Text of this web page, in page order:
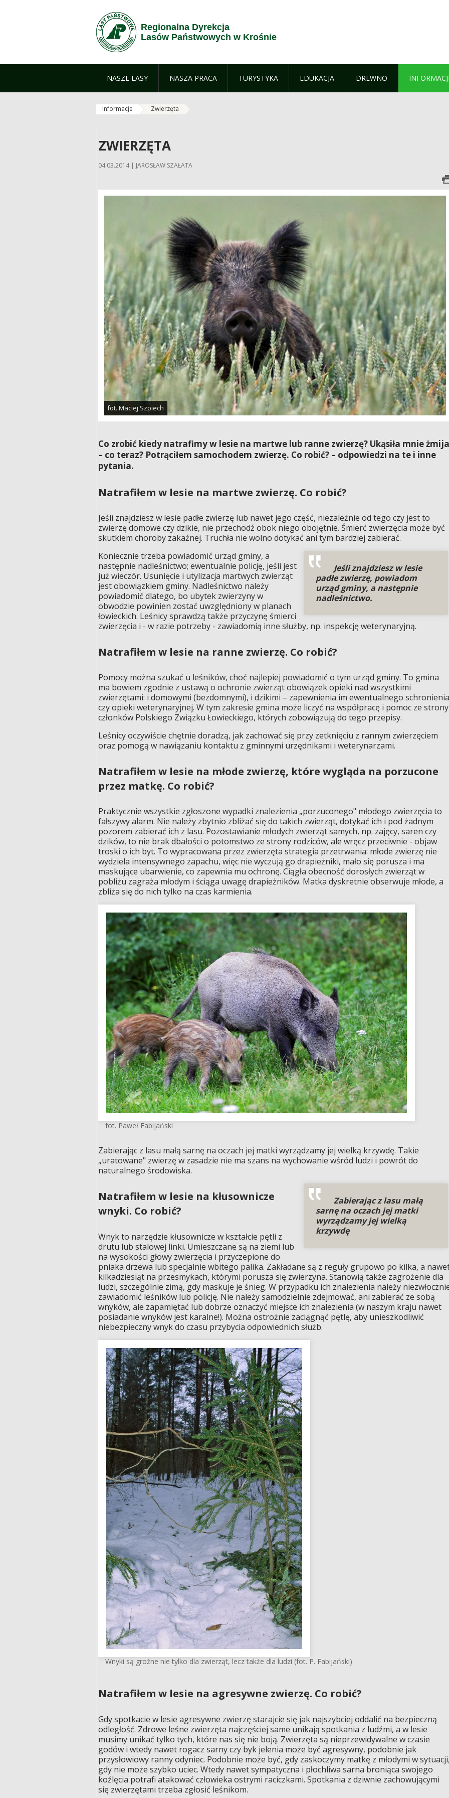
Regionalna Dyrekcja
Lasów Państwowych w Krośnie
NASZE LASY NASZA PRACA TURYSTYKA EDUKACJA DREWNO
Informacje Zwierzęta
ZWIERZĘTA
04.03.2014 | JAROSŁAW SZAŁATA
fot. Maciej Szpiech
Co zrobić kiedy natrafimy w lesie na martwe lub ranne zwierzę? Ukąsiła mnie żmija
– co teraz? Potrąciłem samochodem zwierzę. Co robić? – odpowiedzi na te i inne
pytania.
Natrafiłem w lesie na martwe zwierzę. Co robić?
Jeśli znajdziesz w lesie padłe zwierzę lub nawet jego część, niezależnie od tego czy jest to
zwierzę domowe czy dzikie, nie przechodź obok niego obojętnie. Śmierć zwierzęcia może być
skutkiem choroby zakaźnej. Truchła nie wolno dotykać ani tym bardziej zabierać.
Jeśli znajdziesz w lesie
padłe zwierzę, powiadom
urząd gminy, a następnie
nadleśnictwo.
Koniecznie trzeba powiadomić urząd gminy, a
następnie nadleśnictwo; ewentualnie policję, jeśli jest
już wieczór. Usunięcie i utylizacja martwych zwierząt
jest obowiązkiem gminy. Nadleśnictwo należy
powiadomić dlatego, bo ubytek zwierzyny w
obwodzie powinien zostać uwzględniony w planach
łowieckich. Leśnicy sprawdzą także przyczynę śmierci
zwierzęcia i - w razie potrzeby - zawiadomią inne służby, np. inspekcję weterynaryjną.
Natrafiłem w lesie na ranne zwierzę. Co robić?
Pomocy można szukać u leśników, choć najlepiej powiadomić o tym urząd gminy. To gmina
ma bowiem zgodnie z ustawą o ochronie zwierząt obowiązek opieki nad wszystkimi
zwierzętami: i domowymi (bezdomnymi), i dzikimi – zapewnienia im ewentualnego schronienia
czy opieki weterynaryjnej. W tym zakresie gmina może liczyć na współpracę i pomoc ze strony
członków Polskiego Związku Łowieckiego, których zobowiązują do tego przepisy.
Leśnicy oczywiście chętnie doradzą, jak zachować się przy zetknięciu z rannym zwierzęciem
oraz pomogą w nawiązaniu kontaktu z gminnymi urzędnikami i weterynarzami.
Natrafiłem w lesie na młode zwierzę, które wygląda na porzucone
przez matkę. Co robić?
Praktycznie wszystkie zgłoszone wypadki znalezienia „porzuconego" młodego zwierzęcia to
fałszywy alarm. Nie należy zbytnio zbliżać się do takich zwierząt, dotykać ich i pod żadnym
pozorem zabierać ich z lasu. Pozostawianie młodych zwierząt samych, np. zajęcy, saren czy
dzików, to nie brak dbałości o potomstwo ze strony rodziców, ale wręcz przeciwnie - objaw
troski o ich byt. To wypracowana przez zwierzęta strategia przetrwania: młode zwierzę nie
wydziela intensywnego zapachu, więc nie wyczują go drapieżniki, mało się porusza i ma
maskujące ubarwienie, co zapewnia mu ochronę. Ciągła obecność dorosłych zwierząt w
pobliżu zagraża młodym i ściąga uwagę drapieżników. Matka dyskretnie obserwuje młode, a
zbliża się do nich tylko na czas karmienia.
fot. Paweł Fabijański
Zabierając z lasu małą sarnę na oczach jej matki wyrządzamy jej wielką krzywdę. Takie
„uratowane" zwierzę w zasadzie nie ma szans na wychowanie wśród ludzi i powrót do
naturalnego środowiska.
Zabierając z lasu małą
sarnę na oczach jej matki
wyrządzamy jej wielką
krzywdę
Natrafiłem w lesie na kłusownicze
wnyki. Co robić?
Wnyk to narzędzie kłusownicze w kształcie pętli z
drutu lub stalowej linki. Umieszczane są na ziemi lub
na wysokości głowy zwierzęcia i przyczepione do
pniaka drzewa lub specjalnie wbitego palika. Zakładane są z reguły grupowo po kilka, a
kilkadziesiąt na przesmykach, którymi porusza się zwierzyna. Stanowią także zagrożenie dla
ludzi, szczególnie zimą, gdy maskuje je śnieg. W przypadku ich znalezienia należy
zawiadomić leśników lub policję. Nie należy samodzielnie zdejmować, ani zabierać ze sobą
wnyków, ale zapamiętać lub dobrze oznaczyć miejsce ich znalezienia (w naszym kraju nawet
posiadanie wnyków jest karalne!). Można ostrożnie zaciągnąć pętlę, aby unieszkodliwić
niebezpieczny wnyk do czasu przybycia odpowiednich służb.
Wnyki są groźne nie tylko dla zwierząt, lecz także dla ludzi (fot. P. Fabijański)
Natrafiłem w lesie na agresywne zwierzę. Co robić?
Gdy spotkacie w lesie agresywne zwierzę starajcie się jak najszybciej oddalić na bezpieczną
odległość. Zdrowe leśne zwierzęta najczęściej same unikają spotkania z ludźmi, a w lesie
musimy unikać tylko tych, które nas się nie boją. Zwierzęta są nieprzewidywalne w czasie
godów i wtedy nawet rogacz sarny czy byk jelenia może być agresywny, podobnie jak
przysłowiowy ranny odyniec. Podobnie może być, gdy zaskoczymy matkę z młodymi w
gdy nie może szybko uciec. Wtedy nawet sympatyczna i płochliwa sarna broniąca swojego
koźlęcia potrafi atakować człowieka ostrymi raciczkami. Spotkania z dziwnie zachowującymi
się zwierzętami trzeba zgłosić leśnikom.